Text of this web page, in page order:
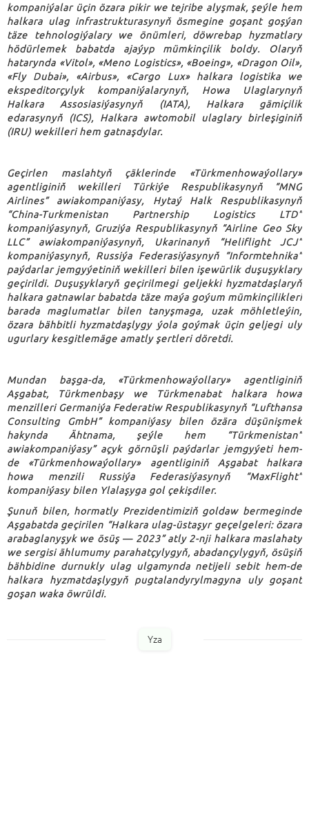
kompaniýalar üçin özara pikir we tejribe alyşmak, şeýle hem
halkara ulag infrastrukturasynyň ösmegine goşant goşýan
täze tehnologiýalary we önümleri, döwrebap hyzmatlary
hödürlemek babatda ajaýyp mümkinçilik boldy. Olaryň
hatarynda «Vitol», «Meno Logistics», «Boeing», «Dragon Oil»,
«Fly Dubai», «Airbus», «Cargo Lux» halkara logistika we
ekspeditorçylyk kompaniýalarynyň, Howa Ulaglarynyň
Halkara Assosiasiýasynyň (IATA), Halkara gämiçilik
edarasynyň (ICS), Halkara awtomobil ulaglary birleşiginiň
(IRU) wekilleri hem gatnaşdylar.
Geçirlen maslahtyň çäklerinde «Türkmenhowaýollary»
agentliginiň wekilleri Türkiýe Respublikasynyň “MNG
Airlines” awiakompaniýasy, Hytaý Halk Respublikasynyň
“China-Turkmenistan Partnership Logistics LTD”
kompaniýasynyň, Gruziýa Respublikasynyň “Airline Geo Sky
LLC” awiakompaniýasynyň, Ukarinanyň “Heliflight JCJ”
kompaniýasynyň, Russiýa Federasiýasynyň “Informtehnika”
paýdarlar jemgyýetiniň wekilleri bilen işewürlik duşuşyklary
geçirildi. Duşuşyklaryň geçirilmegi geljekki hyzmatdaşlaryň
halkara gatnawlar babatda täze maýa goýum mümkinçilikleri
barada maglumatlar bilen tanyşmaga, uzak möhletleýin,
özara bähbitli hyzmatdaşlygy ýola goýmak üçin geljegi uly
ugurlary kesgitlemäge amatly şertleri döretdi.
Mundan başga-da, «Türkmenhowaýollary» agentliginiň
Aşgabat, Türkmenbaşy we Türkmenabat halkara howa
menzilleri Germaniýa Federatiw Respublikasynyň “Lufthansa
Consulting GmbH” kompaniýasy bilen özära düşünişmek
hakynda Ähtnama, şeýle hem “Türkmenistan”
awiakompaniýasy” açyk görnüşli paýdarlar jemgyýeti hem-
de «Türkmenhowaýollary» agentliginiň Aşgabat halkara
howa menzili Russiýa Federasiýasynyň “MaxFlight”
kompaniýasy bilen Ylalaşyga gol çekişdiler.
Şunuň bilen, hormatly Prezidentimiziň goldaw bermeginde
Aşgabatda geçirilen “Halkara ulag-üstaşyr geçelgeleri: özara
arabaglanyşyk we ösüş — 2023” atly 2-nji halkara maslahaty
we sergisi ählumumy parahatçylygyň, abadançylygyň, ösüşiň
bähbidine durnukly ulag ulgamynda netijeli sebit hem-de
halkara hyzmatdaşlygyň pugtalandyrylmagyna uly goşant
goşan waka öwrüldi.
Yza